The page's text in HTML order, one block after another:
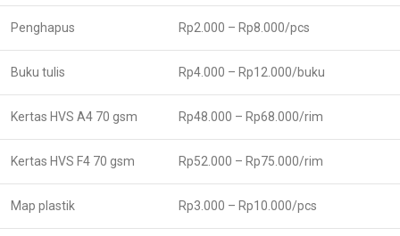
Penghapus Rp2.000 – Rp8.000/pcs
Buku tulis Rp4.000 – Rp12.000/buku
Kertas HVS A4 70 gsm Rp48.000 – Rp68.000/rim
Kertas HVS F4 70 gsm Rp52.000 – Rp75.000/rim
Map plastik Rp3.000 – Rp10.000/pcs